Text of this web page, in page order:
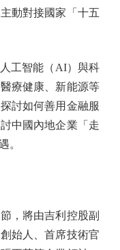
動對接國家「十五
工智能（AI）與科
療健康、新能源等
討如何善用金融服
中國內地企業「走
。
將由吉利控股副
始人、首席技術官